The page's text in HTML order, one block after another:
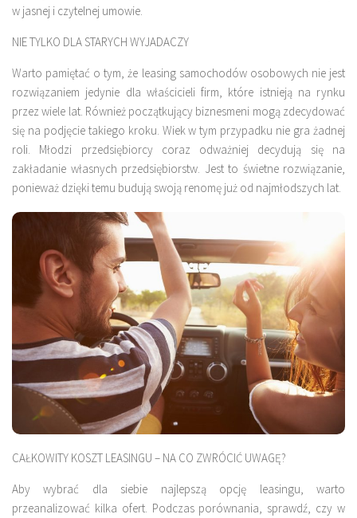
w jasnej i czytelnej umowie.
NIE TYLKO DLA STARYCH WYJADACZY
Warto pamiętać o tym, że leasing samochodów osobowych nie jest
rozwiązaniem jedynie dla właścicieli firm, które istnieją na rynku
przez wiele lat. Również początkujący biznesmeni mogą zdecydować
się na podjęcie takiego kroku. Wiek w tym przypadku nie gra żadnej
roli. Młodzi przedsiębiorcy coraz odważniej decydują się na
zakładanie własnych przedsiębiorstw. Jest to świetne rozwiązanie,
ponieważ dzięki temu budują swoją renomę już od najmłodszych lat.
CAŁKOWITY KOSZT LEASINGU – NA CO ZWRÓCIĆ UWAGĘ?
Aby wybrać dla siebie najlepszą opcję leasingu, warto
przeanalizować kilka ofert. Podczas porównania, sprawdź, czy w